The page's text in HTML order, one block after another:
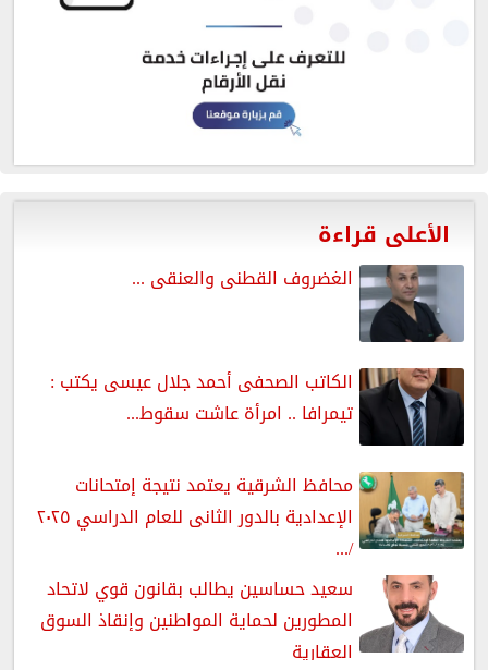
الأعلى قراءة
الغضروف القطنى والعنقى ...
الكاتب الصحفى أحمد جلال عيسى يكتب :
تيمرافا .. امرأة عاشت سقوط...
محافظ الشرقية يعتمد نتيجة إمتحانات
الإعدادية بالدور الثانى للعام الدراسي ٢٠٢٥
/...
سعيد حساسين يطالب بقانون قوي لاتحاد
المطورين لحماية المواطنين وإنقاذ السوق
العقارية